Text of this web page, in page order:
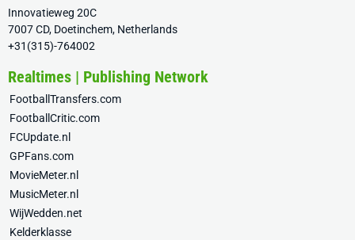
Innovatieweg 20C
7007 CD, Doetinchem, Netherlands
+31(315)-764002
Realtimes | Publishing Network
FootballTransfers.com
FootballCritic.com
FCUpdate.nl
GPFans.com
MovieMeter.nl
MusicMeter.nl
WijWedden.net
Kelderklasse